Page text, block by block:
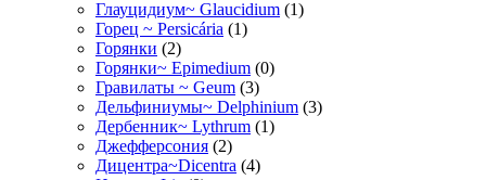
Глауцидиум~ Glaucidium (1)
Горец ~ Persicária (1)
Горянки (2)
Горянки~ Epimedium (0)
Гравилаты ~ Geum (3)
Дельфиниумы~ Delphinium (3)
Дербенник~ Lythrum (1)
Джефферсония (2)
Дицентра~Dicentra (4)